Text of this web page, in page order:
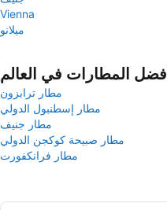
Vienna
ميلانو
أفضل المطارات في العالم
مطار ترابزون
مطار إسطنبول الدولي
مطار جنيف
مطار صبيحة كوكجن الدولي
مطار فرانكفورت